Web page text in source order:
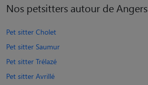
Nos petsitters autour de Angers
Pet sitter Cholet
Pet sitter Saumur
Pet sitter Trélazé
Pet sitter Avrillé